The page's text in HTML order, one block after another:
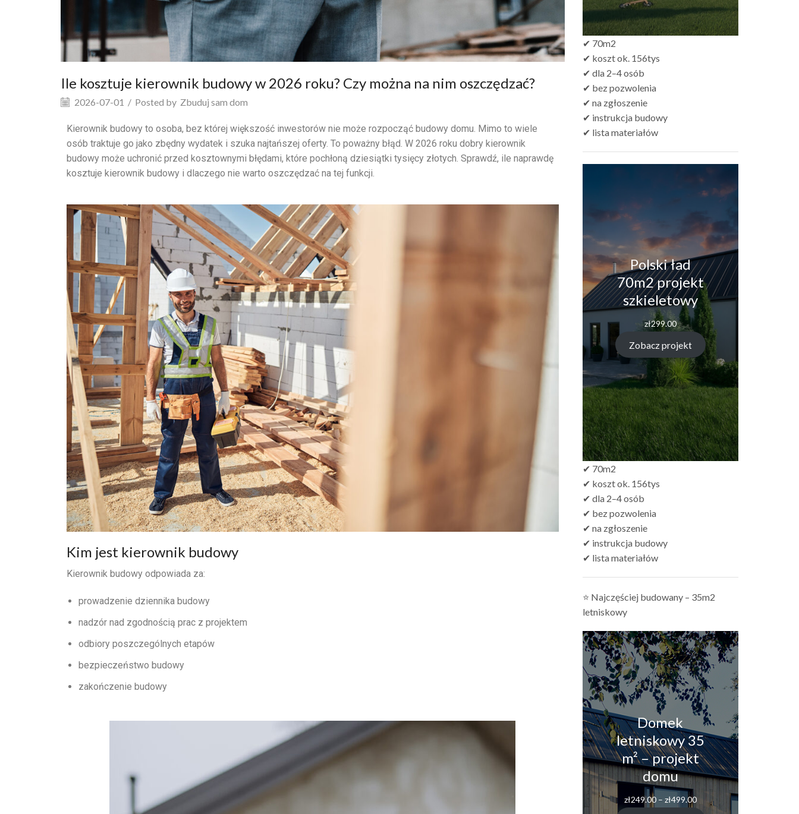
Ile kosztuje kierownik budowy w 2026 roku? Czy można na nim oszczędzać?
2026-07-01 / Posted by Zbuduj sam dom
Kierownik budowy to osoba, bez której większość inwestorów nie może rozpocząć budowy domu. Mimo to wiele
osób traktuje go jako zbędny wydatek i szuka najtańszej oferty. To poważny błąd. W 2026 roku dobry kierownik
budowy może uchronić przed kosztownymi błędami, które pochłoną dziesiątki tysięcy złotych. Sprawdź, ile naprawdę
kosztuje kierownik budowy i dlaczego nie warto oszczędzać na tej funkcji.
Kim jest kierownik budowy
Kierownik budowy odpowiada za:
prowadzenie dziennika budowy
nadzór nad zgodnością prac z projektem
odbiory poszczególnych etapów
bezpieczeństwo budowy
zakończenie budowy
✔ 70m2
✔ koszt ok. 156tys
✔ dla 2–4 osób
✔ bez pozwolenia
✔ na zgłoszenie
✔ instrukcja budowy
✔ lista materiałów
Polski ład
70m2 projekt
szkieletowy
zł299.00
Zobacz projekt
✔ 70m2
✔ koszt ok. 156tys
✔ dla 2–4 osób
✔ bez pozwolenia
✔ na zgłoszenie
✔ instrukcja budowy
✔ lista materiałów
⭐ Najczęściej budowany – 35m2
letniskowy
Domek
letniskowy 35
m² – projekt
domu
zł249.00 – zł499.00